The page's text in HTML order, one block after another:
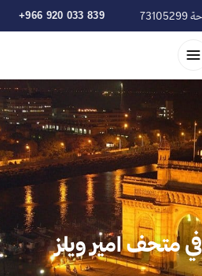
+966 920 033 839
في متحف امير ويلز